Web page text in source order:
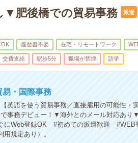
▼肥後橋での貿易事務 派遣
OK 履歴書不要 在宅・リモートワーク
交費支給 駅歩5分 職場が禁煙 語学
・国際事務
英語を使う貿易事務／直接雇用の可能性・
事務デビュー！▼海外とのメール対応あり
にWeb登録OK #初めての派遣歓迎
規定あり）。